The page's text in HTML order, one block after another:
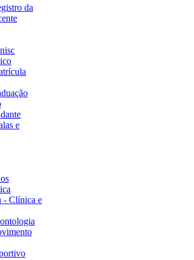
da
e
- Clínica e